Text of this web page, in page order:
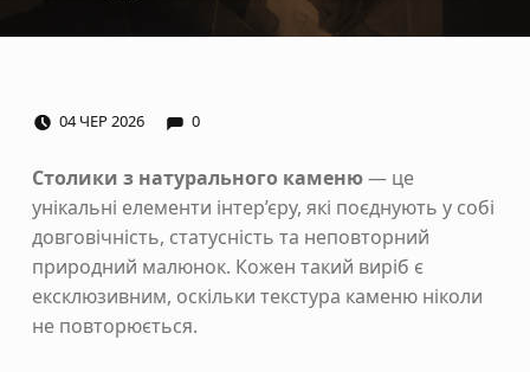
04 ЧЕР2026 0
Столики з натурального каменю— це
унікальні елементи інтер’єру, які поєднують у собі
довговічність, статусність та неповторний
природний малюнок. Кожен такий виріб є
ексклюзивним, оскільки текстура каменю ніколи
не повторюється.